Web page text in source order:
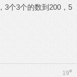
个3个的数到200，5
19#